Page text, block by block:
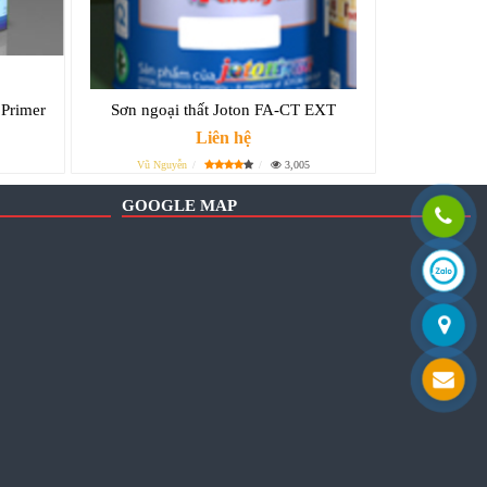
Sơn ngoại thất Joton FA-CT EXT
Liên hệ
Vũ Nguyễn 3,005
GOOGLE MAP